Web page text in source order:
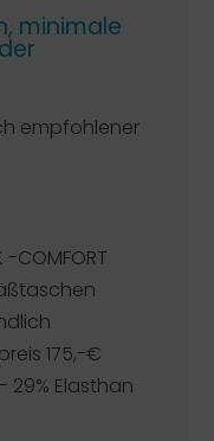
minimale
empfohlener
-COMFORT
175,-€
29% Elasthan